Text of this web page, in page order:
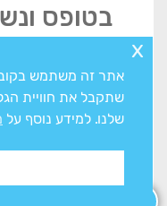
בטופס
שתקבל את חוויית
שלנו. למידע נוסף על
x